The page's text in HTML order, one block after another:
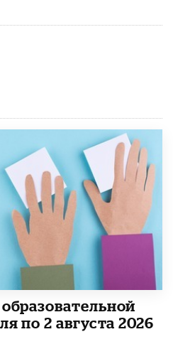
по 2 августа 2026